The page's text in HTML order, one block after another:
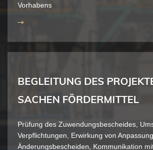
Vorhabens
BEGLEITUNG DES
SACHEN FÖRDERMITTEL
Prüfung des Zuwendungsbescheides,
Verpflichtungen, Erwirkung von
Änderungsbescheiden, Kommunikation